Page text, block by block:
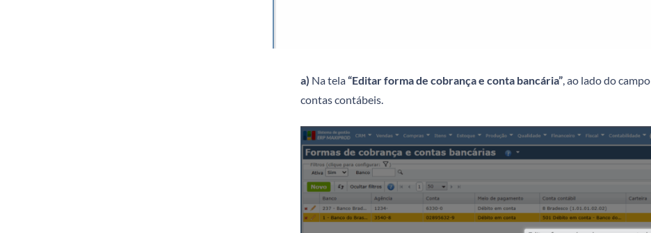
a) Na tela“Editar forma de cobrança e conta bancária”, ao lado do campo
contas contábeis.